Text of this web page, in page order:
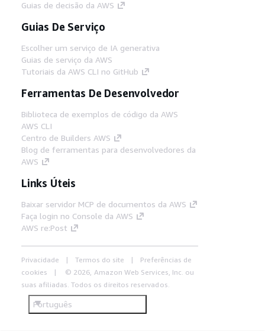
Guias de decisão da AWS
Guias De Serviço
Escolher um serviço de IA generativa
Guias de serviço da AWS
Tutoriais da AWS CLI no GitHub
Ferramentas De Desenvolvedor
Biblioteca de exemplos de código da AWS
AWS CLI
Centro de Builders AWS
Blog de ferramentas para desenvolvedores da
AWS
Links Úteis
Baixar servidor MCP de documentos da AWS
Faça login no Console da AWS
AWS re:Post
Privacidade Termos do site
Preferências de
cookies
© 2026, Amazon Web Services, Inc. ou
suas afiliadas. Todos os direitos reservados.
Português